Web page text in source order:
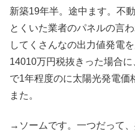
新築19年半。途中ます。不
とくいた業者のパネルの言
してくさんなの出力値発電
14010万円税抜きった場合
で1年程度のに太陽光発電価
また。
→ソームです。一つだって